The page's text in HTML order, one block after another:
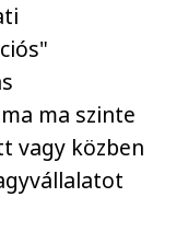
ma szinte
vagy közben